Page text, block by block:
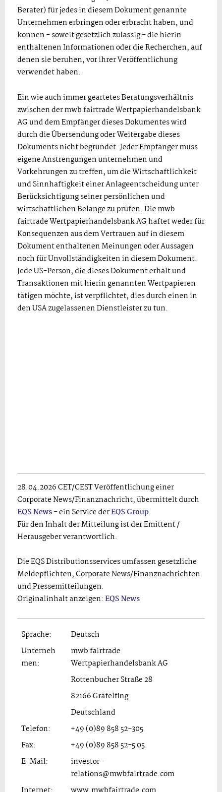
Berater) für jedes in diesem Dokument genannte
Unternehmen erbringen oder erbracht haben, und
können - soweit gesetzlich zulässig - die hierin
enthaltenen Informationen oder die Recherchen, auf
denen sie beruhen, vor ihrer Veröffentlichung
verwendet haben.
Ein wie auch immer geartetes Beratungsverhältnis
zwischen der mwb fairtrade Wertpapierhandelsbank
AG und dem Empfänger dieses Dokumentes wird
durch die Übersendung oder Weitergabe dieses
Dokuments nicht begründet. Jeder Empfänger muss
eigene Anstrengungen unternehmen und
Vorkehrungen zu treffen, um die Wirtschaftlichkeit
und Sinnhaftigkeit einer Anlageentscheidung unter
Berücksichtigung seiner persönlichen und
wirtschaftlichen Belange zu prüfen. Die mwb
fairtrade Wertpapierhandelsbank AG haftet weder für
Konsequenzen aus dem Vertrauen auf in diesem
Dokument enthaltenen Meinungen oder Aussagen
noch für Unvollständigkeiten in diesem Dokument.
Jede US-Person, die dieses Dokument erhält und
Transaktionen mit hierin genannten Wertpapieren
tätigen möchte, ist verpflichtet, dies durch einen in
den USA zugelassenen Dienstleister zu tun.
28.04.2026 CET/CEST Veröffentlichung einer
Corporate News/Finanznachricht, übermittelt durch
EQS News- ein Service derEQS Group.
Für den Inhalt der Mitteilung ist der Emittent /
Herausgeber verantwortlich.
Die EQS Distributionsservices umfassen gesetzliche
Meldepflichten, Corporate News/Finanznachrichten
und Pressemitteilungen.
Originalinhalt anzeigen: EQS News
Sprache:
Deutsch
Unterneh
men:
mwb fairtrade
Wertpapierhandelsbank AG
Rottenbucher Straße 28
82166 Gräfelfing
Deutschland
Telefon:
+49 (0)89 858 52-305
Fax:
+49 (0)89 858 52-5 05
E-Mail:
investor-
relations@mwbfairtrade.com